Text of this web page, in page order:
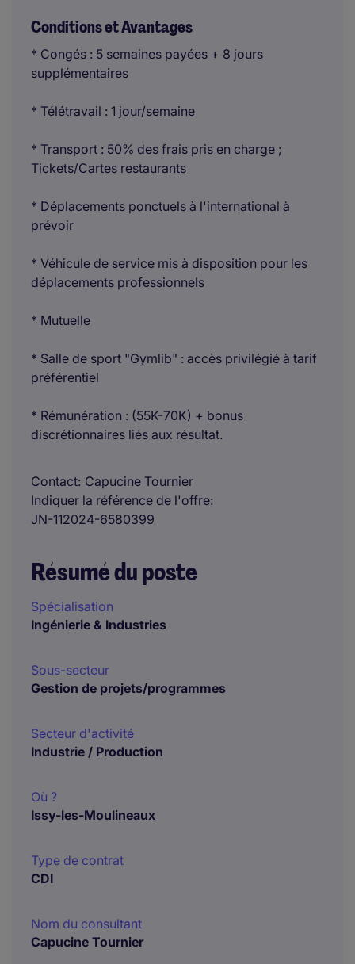
Conditions et Avantages
* Congés : 5 semaines payées + 8 jours
supplémentaires
* Télétravail : 1 jour/semaine
* Transport : 50% des frais pris en charge ;
Tickets/Cartes restaurants
* Déplacements ponctuels à l'international à
prévoir
* Véhicule de service mis à disposition pour les
déplacements professionnels
* Mutuelle
* Salle de sport "Gymlib" : accès privilégié à tarif
préférentiel
* Rémunération : (55K-70K) + bonus
discrétionnaires liés aux résultat.
Contact Capucine Tournier
Indiquer la référence de l'offre
JN-112024-6580399
Résumé du poste
Spécialisation
Ingénierie & Industries
Sous-secteur
Gestion de projets/programmes
Secteur d'activité
Industrie / Production
Où ?
Issy-les-Moulineaux
Type de contrat
CDI
Nom du consultant
Capucine Tournier